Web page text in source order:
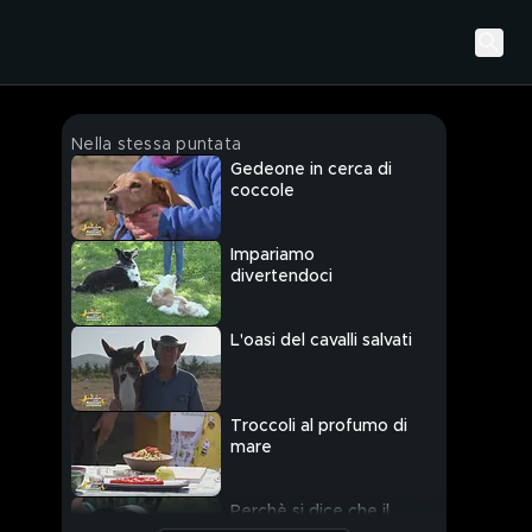
Nella stessa puntata
Gedeone in cerca di
coccole
Impariamo
divertendoci
L'oasi del cavalli salvati
Troccoli al profumo di
mare
Perchè si dice che il